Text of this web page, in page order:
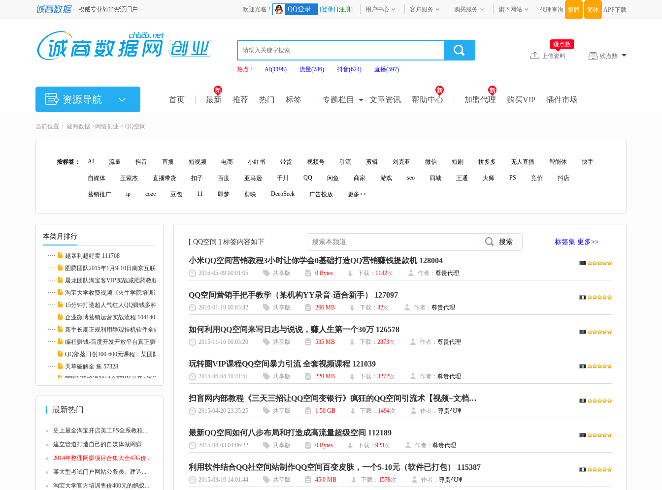
欢迎光临！ QQ登录 [登录] [注册] 用户中心 客户服务 购买服务 旗下网站 代理查询 APP下载
热点： AI(1198) 流量(786) 抖音(624) 直播(597)
购点数
上传资料
赚点数
资源导航 首页 最新 推荐 热门 标签 专题栏目 文章资讯 帮助中心 加盟代理 购买VIP 插件市场
当前位置： 诚商数据 > 网络创业 > QQ空间
按标签： AI 流量 抖音 直播 短视频 电商 小红书 带货 视频号 引流 剪辑 刘克亚 微信 短剧 拼多多 无人直播 智能体 快手
自媒体 王紫杰 直播带货 扣子 百度 亚马逊 千川 QQ 闲鱼 商家 游戏 seo 同城 王通 大师 PS 竞价 抖店
营销推广 ip coze 豆包 11 即梦 剪映 DeepSeek 广告投放 更多>>
本类月排行
越暴利越好卖 111768
图腾团队2015年1月9-10日南京互联网低调牛人分...
屠龙团队淘宝客VIP实战减肥药教程高清完整版_...
淘宝大学收费视频《火牛学院培训课程》全部课...
15分钟打造超人气红人QQ赚钱多种方法 111769
企业微博营销运营实战流程 104140
新手长期正规利用静观挂机软件全自动挂机低调...
编程赚钱-百度开发开放平台真正赚钱实例视频教...
QQ部落日创300-600元课程，某团队4月VIP培训（...
天草破解全 集 57328
阿国VIP培训2014全部YY录音+笔记+资料（1-12月...
最新热门
史上最全淘宝开店美工PS全系教程...
建立管道打造自己的自媒体做网赚...
2014年整理网赚项目合集大全47G价...
某大型考试门户网站公务员、建造...
淘宝大学官方培训售价400元的蚂蚁...
[ QQ空间 ] 标签内容如下 标签集 更多>>
小米QQ空间营销教程3小时让你学会0基础打造QQ营销赚钱提款机 128004
2016-05-09 00:01:05 共享版 0 Bytes 下载： 1182次 作者： 尊贵代理
QQ空间营销手把手教学（某机构YY录音-适合新手） 127097
2016-01-19 00:03:42 共享版 266 MB 下载： 32次 作者： 尊贵代理
如何利用QQ空间来写日志与说说，赚人生第一个30万 126578
2015-11-16 00:03:20 共享版 535 MB 下载： 2873次 作者： 尊贵代理
玩转圈VIP课程QQ空间暴力引流 全套视频课程 121039
2015-06-04 10:41:51 共享版 220 MB 下载： 3272次 作者： 尊贵代理
扫盲网内部教程《三天三招让QQ空间变银行》疯狂的QQ空间引流术【视频+文档】 114627
2015-04-20 23:35:25 共享版 1.50 GB 下载： 1494次 作者： 尊贵代理
最新QQ空间如何八步布局和打造成高流量超级空间 112189
2015-04-03 04:06:22 共享版 0 Bytes 下载： 923次 作者： 尊贵代理
利用软件结合QQ社空间站制作QQ空间百变皮肤，一个5-10元（软件已打包） 115387
2015-03-19 14:01:44 共享版 45.0 MB 下载： 1578次 作者： 尊贵代理